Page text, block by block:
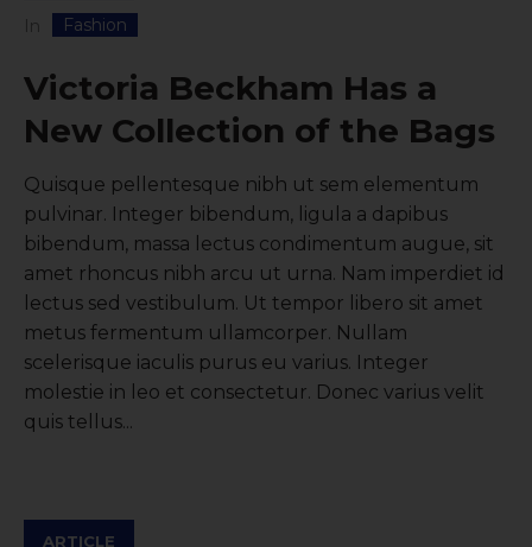
In Fashion
Victoria Beckham Has a
New Collection of the Bags
Quisque pellentesque nibh ut sem elementum
pulvinar. Integer bibendum, ligula a dapibus
bibendum, massa lectus condimentum augue, sit
amet rhoncus nibh arcu ut urna. Nam imperdiet id
lectus sed vestibulum. Ut tempor libero sit amet
metus fermentum ullamcorper. Nullam
scelerisque iaculis purus eu varius. Integer
molestie in leo et consectetur. Donec varius velit
quis tellus...
ARTICLE